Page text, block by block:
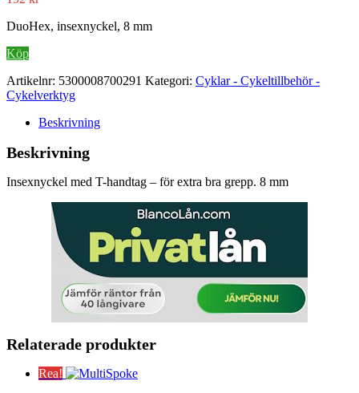
DuoHex, insexnyckel, 8 mm
Köp
Artikelnr: 5300008700291 Kategori: Cyklar - Cykeltillbehör -
Cykelverktyg
Beskrivning
Beskrivning
Insexnyckel med T-handtag – för extra bra grepp. 8 mm
Relaterade produkter
Rea!